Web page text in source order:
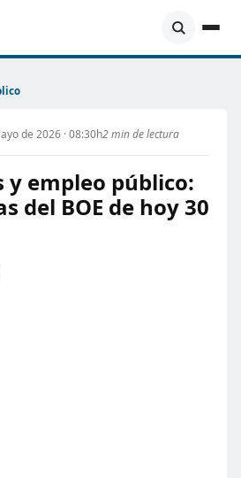
de 2026 · 08:30h2 min de lectura
y empleo público:
del BOE de hoy 30